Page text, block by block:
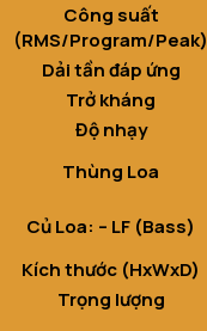
Công suất
(RMS/Program/Peak)
Dải tần đáp ứng
Trở kháng
Độ nhạy
Thùng Loa
Củ Loa: – LF (Bass)
Kích thước (HxWxD)
Trọng lượng